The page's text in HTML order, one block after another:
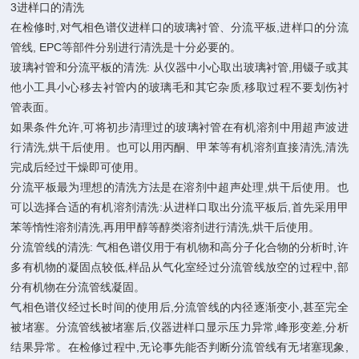
3进样口的清洗
在检修时,对气相色谱仪进样口的玻璃衬管、分流平板,进样口的分流
管线, EPC等部件分别进行清洗是十分必要的。
玻璃衬管和分流平板的清洗: 从仪器中小心取出玻璃衬管,用镊子或其
他小工具小心移去衬管内的玻璃毛和其它杂质,移取过程不要划伤衬
管表面。
如果条件允许,可将初步清理过的玻璃衬管在有机溶剂中用超声波进
行清洗,烘干后使用。也可以用丙酮、甲苯等有机溶剂直接清洗,清洗
完成后经过干燥即可使用。
分流平板最为理想的清洗方法是在溶剂中超声处理,烘干后使用。也
可以选择合适的有机溶剂清洗:从进样口取出分流平板后,首先采用甲
苯等惰性溶剂清洗,再用甲醇等醇类溶剂进行清洗,烘干后使用。
分流管线的清洗: 气相色谱仪用于有机物和高分子化合物的分析时,许
多有机物的凝固点较低,样品从气化室经过分流管线放空的过程中,部
分有机物在分流管线凝固。
气相色谱仪经过长时间的使用后,分流管线的内径逐渐变小,甚至完全
被堵塞。分流管线被堵塞后,仪器进样口显示压力异常,峰形变差,分析
结果异常。在检修过程中,无论事先能否判断分流管线有无堵塞现象,